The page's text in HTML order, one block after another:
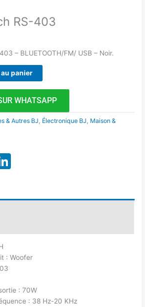
RS-403
– BLUETOOTH/FM/ USB – Noir.
panier
WHATSAPP
& Autres BJ, Électronique BJ, Maison &
: Woofer
: 70W
: 38 Hz-20 KHz